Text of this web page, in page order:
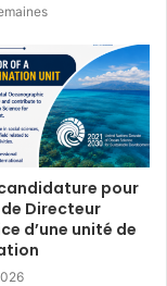
pour
Directeur
d’une unité de